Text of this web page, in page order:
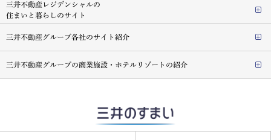
三井不動産レジデンシャルの
住まいと暮らしのサイト
三井不動産グループ各社のサイト紹介
三井不動産グループの商業施設・ホテルリゾートの紹介